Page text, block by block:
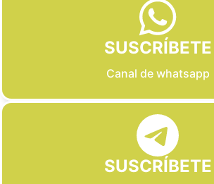
SUSCRÍBETE
Canal de whatsapp
SUSCRÍBETE